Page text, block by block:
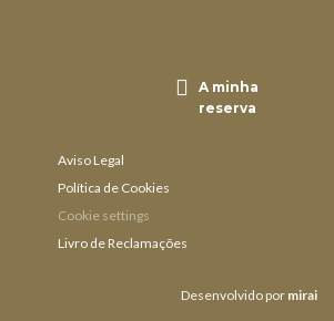
A minha
reserva
Aviso Legal
Política de Cookies
Cookie settings
Livro de Reclamações
Desenvolvido por mirai